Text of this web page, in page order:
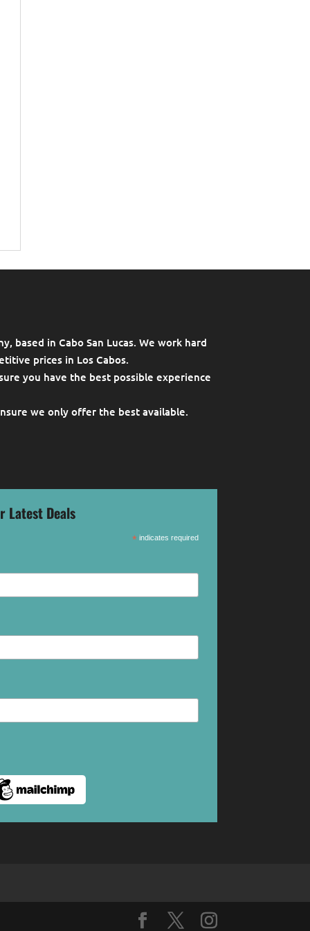
based in Cabo San Lucas. We work hard
prices in Los Cabos.
you have the best possible experience
we only offer the best available.
Latest Deals
*indicates required